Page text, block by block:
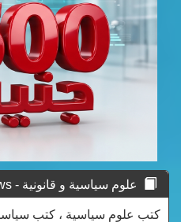
علوم سياسية و قانونية - laws